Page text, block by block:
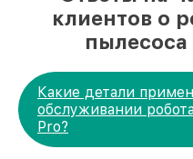
клиентов о
пылесоса
Какие детали
обслуживании
Pro?